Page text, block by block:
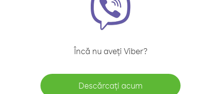
Încă nu aveți Viber?
Descărcați acum